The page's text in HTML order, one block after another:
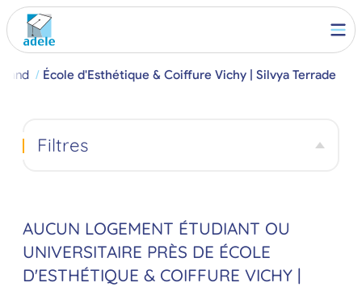
École d'Esthétique & Coiffure Vichy | Silvya Terrade
AUCUN LOGEMENT ÉTUDIANT OU
UNIVERSITAIRE PRÈS DE ÉCOLE
D'ESTHÉTIQUE & COIFFURE VICHY |
Filtres